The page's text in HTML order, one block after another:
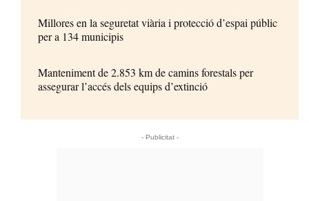
Millores en la seguretat viària i protecció d’espai públic
per a 134 municipis
Manteniment de 2.853 km de camins forestals per
assegurar l’accés dels equips d’extinció
- Publicitat -